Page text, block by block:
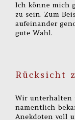
Ich könne mich
zu sein. Zum
aufeinander
gute Wahl.
Rücksicht
Wir unterhalten
namentlich
Anekdoten voll